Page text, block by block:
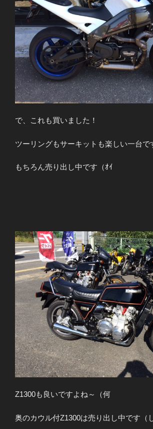
で、これも買いました！
ツーリングもサーキットも楽しい一台で
もちろん売り出し中です（ｵｲ
Z1300も良いですよね～（何
奥のカウル付Z1300は売り出し中です（